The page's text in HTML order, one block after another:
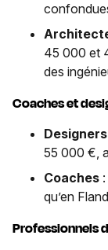
45 000 et
des
Coaches et
Designers
55 000 €,
Coaches
qu’en
Professionnels